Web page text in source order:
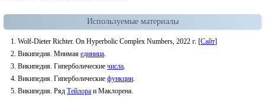
Используемые материалы
Wolf-Dieter Richter. On Hyperbolic Complex Numbers, 2022 г. [Сайт]
Википедия. Мнимая единица
Википедия. Гиперболические числа
Википедия. Гиперболические функции
Википедия. Ряд Тейлора и Маклорена.